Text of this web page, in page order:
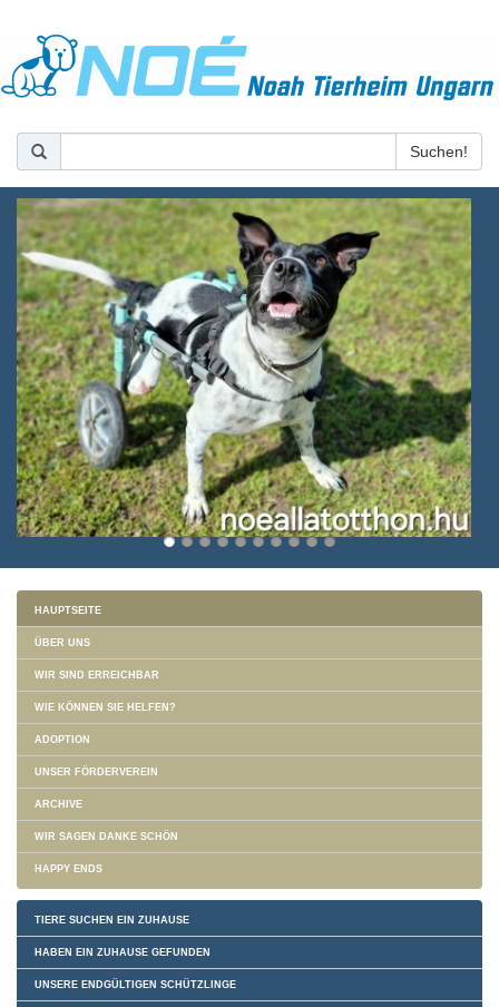
HAUPTSEITE
ÜBER UNS
WIR SIND ERREICHBAR
WIE KÖNNEN SIE HELFEN?
ADOPTION
UNSER FÖRDERVEREIN
ARCHIVE
WIR SAGEN DANKE SCHÖN
HAPPY ENDS
TIERE SUCHEN EIN ZUHAUSE
HABEN EIN ZUHAUSE GEFUNDEN
UNSERE ENDGÜLTIGEN SCHÜTZLINGE